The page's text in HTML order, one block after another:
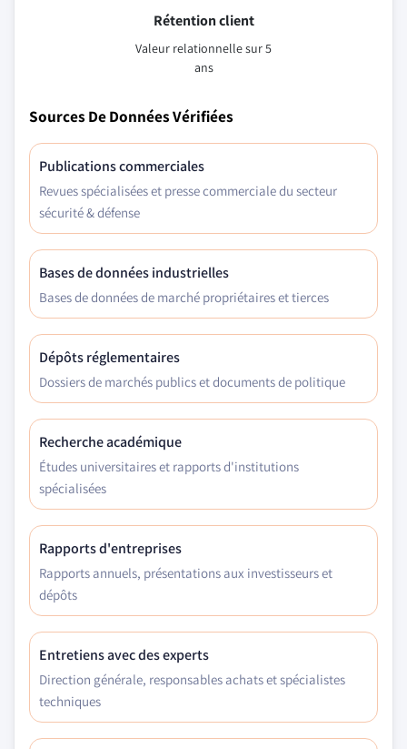
Rétention client
Valeur relationnelle sur 5
ans
Sources De Données Vérifiées
Publications commerciales
Revues spécialisées et presse commerciale du secteur
sécurité & défense
Bases de données industrielles
Bases de données de marché propriétaires et tierces
Dépôts réglementaires
Dossiers de marchés publics et documents de politique
Recherche académique
Études universitaires et rapports d'institutions
spécialisées
Rapports d'entreprises
Rapports annuels, présentations aux investisseurs et
dépôts
Entretiens avec des experts
Direction générale, responsables achats et spécialistes
techniques